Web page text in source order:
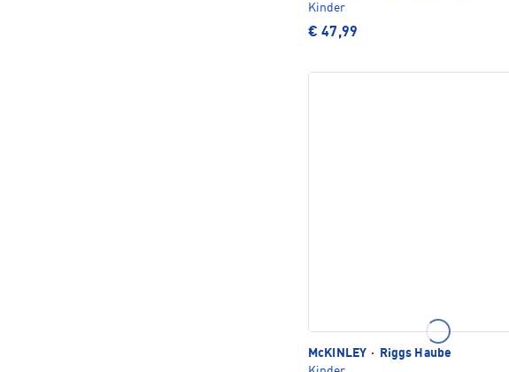
Kinder
€ 47,99
McKINLEY ·
Riggs Haube